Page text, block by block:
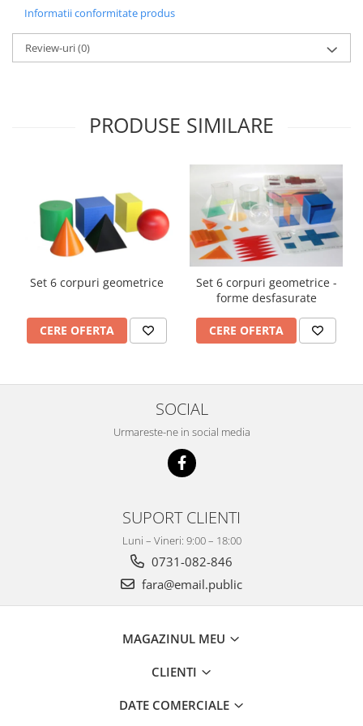
Accesorii
Panouri Afisare
Table magnetice din sticla
Informatii conformitate produs
Review-uri(0)
PRODUSE SIMILARE
Set 6 corpuri geometrice
CERE OFERTA
Set 6 corpuri geometrice -
forme desfasurate
CERE OFERTA
SOCIAL
Urmareste-ne in social media
SUPORT CLIENTI
Luni – Vineri: 9:00 – 18:00
0731-082-846
fara@email.public
MAGAZINUL MEU
CLIENTI
DATE COMERCIALE